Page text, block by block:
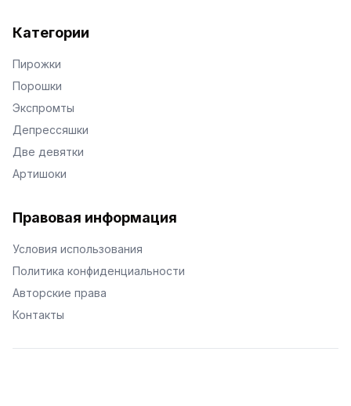
Категории
Пирожки
Порошки
Экспромты
Депрессяшки
Две девятки
Артишоки
Правовая информация
Условия использования
Политика конфиденциальности
Авторские права
Контакты